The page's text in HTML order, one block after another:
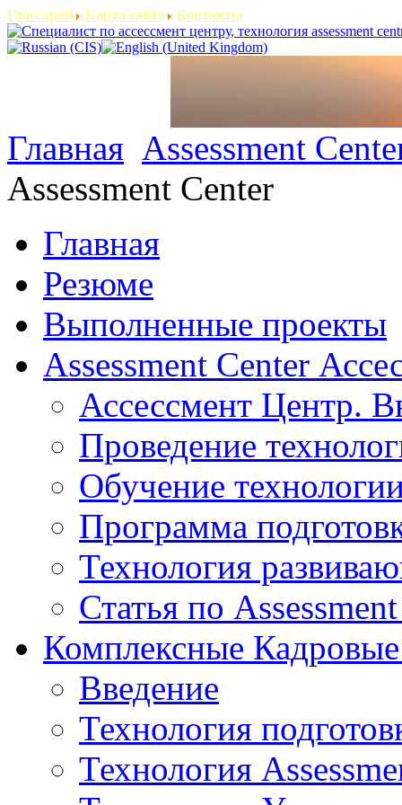
Глоссарий Карта сайта Контакты
Главная Assessment
Assessment Center
Главная
Резюме
Выполненные проекты
Assessment Center
Ассессмент Центр.
Проведение
Обучение
Программа
Технология
Статья по
Комплексные
Введение
Технология
Технология